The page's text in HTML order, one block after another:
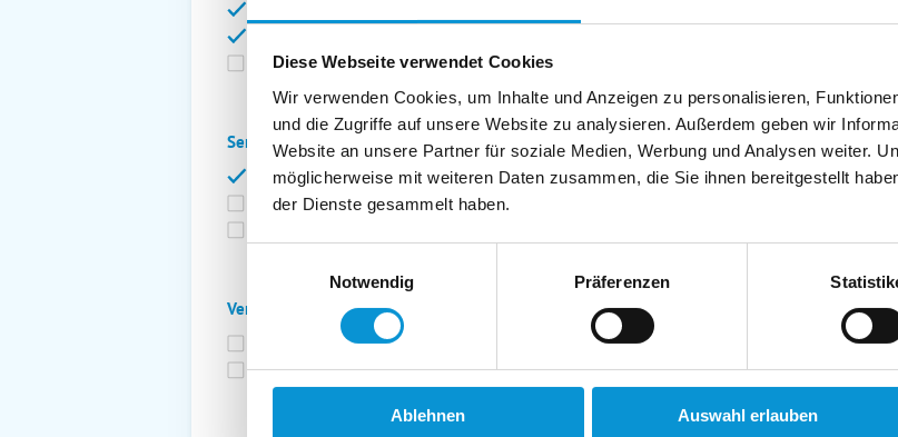
Diese Webseite verwendet Cookies
Wir verwenden Cookies, um Inhalte und Anzeigen zu personalisieren,
und die Zugriffe auf unsere Website zu analysieren. Außerdem geben wir
Website an unsere Partner für soziale Medien, Werbung und Analysen weiter.
möglicherweise mit weiteren Daten zusammen, die Sie ihnen bereitgestellt
der Dienste gesammelt haben.
Notwendig
Präferenzen
Ablehnen Auswahl erlauben
Balkon
Abstellraum
Service:
Bettwäsche inkl.
Geschirrtücher inkl.
Handtücher inkl.
Fahrräder
Strandkorb am Strand
Verpflegung:
Brötchenservice
Frühstück möglich
Halbpension möglich
Vollpension möglich